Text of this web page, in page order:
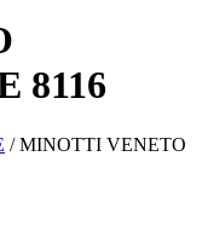
8116
/ MINOTTI VENETO